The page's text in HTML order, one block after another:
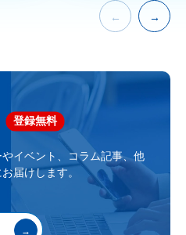
登録無料
イベント、
コラム記事、他
届けします。